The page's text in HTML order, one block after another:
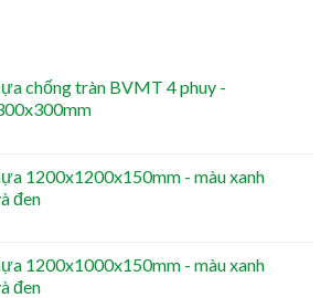
chống tràn BVMT 4 phuy -
1200x1200x150mm - màu xanh
đen
1200x1000x150mm - màu xanh
đen